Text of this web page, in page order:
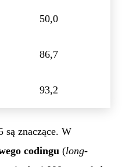
50,0
86,7
93,2
są znaczące. W
codingu (long-